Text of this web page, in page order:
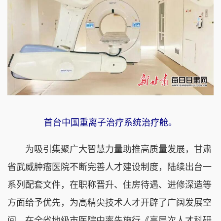
首台中国重离子治疗系统治疗舱。
为吸引集聚广大智慧力量助推高质量发展，甘肃
省武威肿瘤医院不断完善人才建设制度，陆续出台一
系列配套文件，在职称晋升、住房待遇、进修深造等
方面给予优先，为高精尖技术人才开辟了广阔发展空